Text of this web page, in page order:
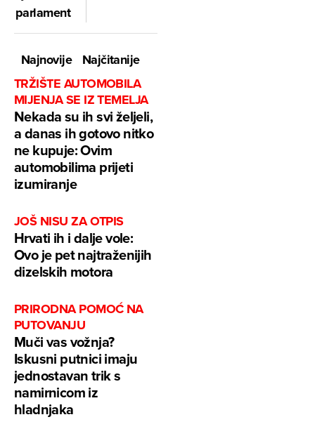
parlament
Najnovije
Najčitanije
TRŽIŠTE AUTOMOBILA
MIJENJA SE IZ TEMELJA
Nekada su ih svi željeli,
a danas ih gotovo nitko
ne kupuje: Ovim
automobilima prijeti
izumiranje
JOŠ NISU ZA OTPIS
Hrvati ih i dalje vole:
Ovo je pet najtraženijih
dizelskih motora
PRIRODNA POMOĆ NA
PUTOVANJU
Muči vas vožnja?
Iskusni putnici imaju
jednostavan trik s
namirnicom iz
hladnjaka